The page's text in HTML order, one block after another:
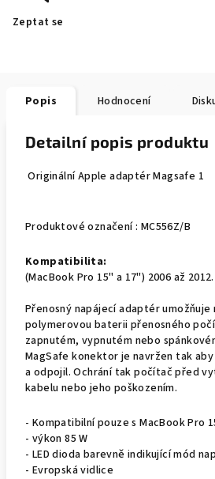
Zeptat se
Popis Hodnocení
Detailní popis produktu
Originální Apple adaptér Magsafe 1
Produktové označení : MC556Z/B
Kompatibilita:
(MacBook Pro 15" a 17") 2006 až 2012.
Přenosný napájecí adaptér
polymerovou baterii přenosného
zapnutém, vypnutém nebo
MagSafe konektor je navržen tak
a odpojil. Ochrání tak počítač před
kabelu nebo jeho poškozením.
- Kompatibilní pouze s MacBook Pro
- výkon 85 W
- LED dioda barevně indikující mód
- Evropská vidlice